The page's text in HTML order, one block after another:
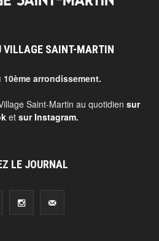
VILLAGE SAINT-MARTIN
arrondissement.
Saint-Martin au quotidien sur
et sur Instagram.
LE JOURNAL